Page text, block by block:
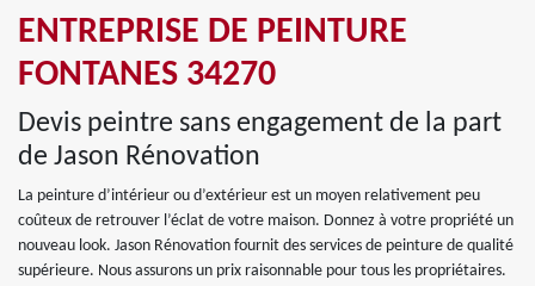
ENTREPRISE DE PEINTURE
FONTANES 34270
Devis peintre sans engagement de la part
de Jason Rénovation
La peinture d’intérieur ou d’extérieur est un moyen relativement peu
coûteux de retrouver l’éclat de votre maison. Donnez à votre propriété un
nouveau look. Jason Rénovation fournit des services de peinture de qualité
supérieure. Nous assurons un prix raisonnable pour tous les propriétaires.